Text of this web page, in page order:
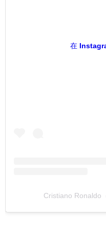
在
Cristiano Ronaldo